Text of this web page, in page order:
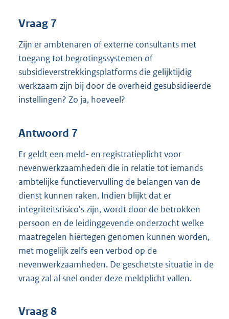
Vraag 7
Zijn er ambtenaren of externe consultants met
toegang tot begrotingssystemen of
subsidieverstrekkingsplatforms die gelijktijdig
werkzaam zijn bij door de overheid gesubsidieerde
instellingen? Zo ja, hoeveel?
Antwoord 7
Er geldt een meld- en registratieplicht voor
nevenwerkzaamheden die in relatie tot iemands
ambtelijke functievervulling de belangen van de
dienst kunnen raken. Indien blijkt dat er
integriteitsrisico's zijn, wordt door de betrokken
persoon en de leidinggevende onderzocht welke
maatregelen hiertegen genomen kunnen worden,
met mogelijk zelfs een verbod op de
nevenwerkzaamheden. De geschetste situatie in de
vraag zal al snel onder deze meldplicht vallen.
Vraag 8